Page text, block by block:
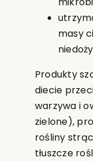
masy
Produkty
diecie
warzywa i
zielone),
rośliny
tłuszcze